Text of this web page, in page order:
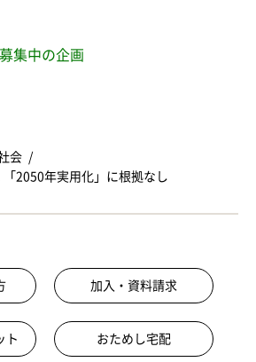
募集中の企画
会
2050年実用化」に根拠なし
加入・資料請求
ト おためし宅配